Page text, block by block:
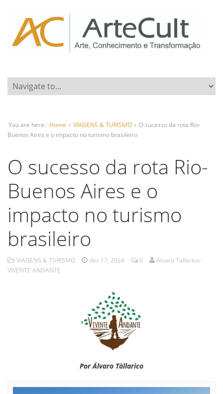
You are here: Home › VIAGENS & TURISMO › O sucesso da rota Rio-
Buenos Aires e o impacto no turismo brasileiro
O sucesso da rota Rio-
Buenos Aires e o
impacto no turismo
brasileiro
VIAGENS & TURISMO dez 17, 2024 0
Alvaro Tallarico -
VIVENTE ANDANTE
Por Álvaro Tàllarico